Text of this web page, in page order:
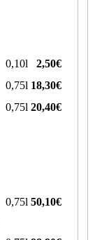
0,10l
2,50€
0,75l 18,30€
0,75l 20,40€
0,75l 50,10€